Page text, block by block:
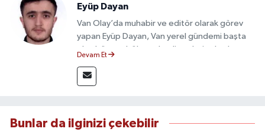
Eyüp Dayan
Van Olay’da muhabir ve editör olarak görev
yapan Eyüp Dayan, Van yerel gündemi başta
olmak üzere bölgesel gelişmeleri sahadan
deneyimiyle doğruluk, tarafsızlık ve etik ilkeleri
esas alan Dayan, güvenilir kaynaklara dayalı
Devam Et
Bunlar da ilginizi çekebilir